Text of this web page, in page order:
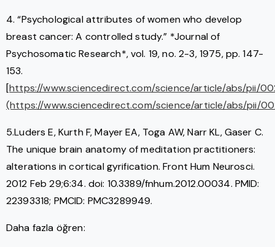
4. “Psychological attributes of women who develop
breast cancer: A controlled study.” *Journal of
Psychosomatic Research*, vol. 19, no. 2-3, 1975, pp. 147-
153.
[https://www.sciencedirect.com/science/article/abs/pii/
(https://www.sciencedirect.com/science/article/abs/pii/
5.Luders E, Kurth F, Mayer EA, Toga AW, Narr KL, Gaser C.
The unique brain anatomy of meditation practitioners:
alterations in cortical gyrification. Front Hum Neurosci.
2012 Feb 29;6:34. doi: 10.3389/fnhum.2012.00034. PMID:
22393318; PMCID: PMC3289949.
Daha fazla öğren: